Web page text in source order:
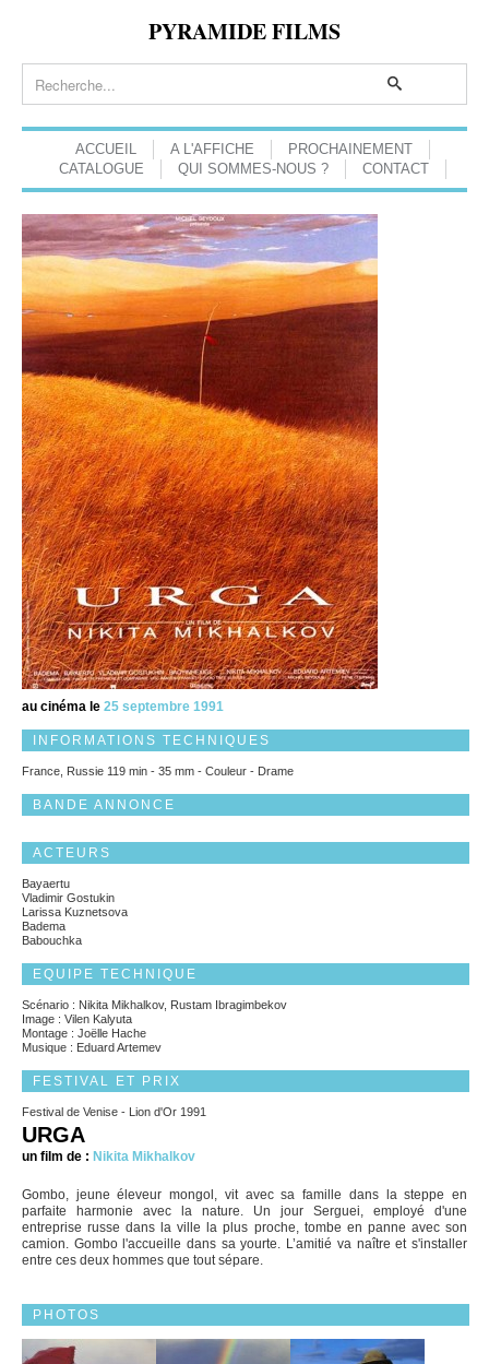
PYRAMIDE FILMS
ACCUEIL A L'AFFICHE
PROCHAINEMENT
CATALOGUE
QUI SOMMES-NOUS ? CONTACT
au cinéma le 25 septembre 1991
INFORMATIONS TECHNIQUES
France, Russie 119 min - 35 mm - Couleur - Drame
BANDE ANNONCE
ACTEURS
Bayaertu
Vladimir Gostukin
Larissa Kuznetsova
Badema
Babouchka
EQUIPE TECHNIQUE
Scénario : Nikita Mikhalkov, Rustam Ibragimbekov
Image : Vilen Kalyuta
Montage : Joëlle Hache
Musique : Eduard Artemev
FESTIVAL ET PRIX
Festival de Venise - Lion d'Or 1991
URGA
un film de : Nikita Mikhalkov
Gombo, jeune éleveur mongol, vit avec sa famille dans la steppe en
parfaite harmonie avec la nature. Un jour Serguei, employé d'une
entreprise russe dans la ville la plus proche, tombe en panne avec son
camion. Gombo l'accueille dans sa yourte. L’amitié va naître et s'installer
entre ces deux hommes que tout sépare.
PHOTOS